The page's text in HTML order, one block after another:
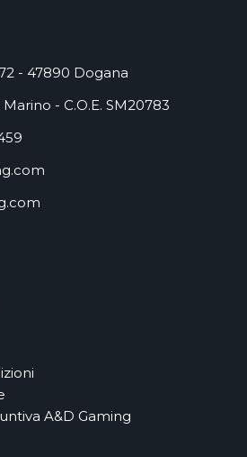
- 47890 Dogana
- C.O.E. SM20783
A&D Gaming